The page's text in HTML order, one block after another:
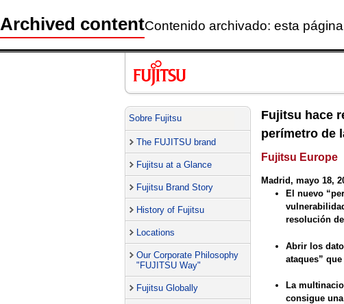
Archived contentContenido archivado: esta
Sobre Fujitsu
The FUJITSU brand
Fujitsu at a Glance
Fujitsu Brand Story
History of Fujitsu
Locations
Our Corporate Philosophy
"FUJITSU Way"
Fujitsu Globally
Fujitsu hace
perímetro de
Fujitsu Europe
Madrid, mayo 18,
El nuevo
resolución
Abrir los
ataques”
La
consigue